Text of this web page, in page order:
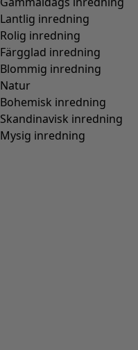
Lantlig inredning
Rolig inredning
Färgglad inredning
Blommig inredning
Natur
Bohemisk inredning
Skandinavisk inredning
Mysig inredning